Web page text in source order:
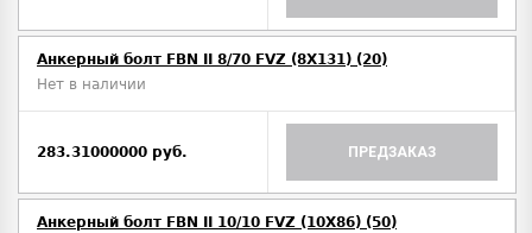
Анкерный болт FBN II 8/70 FVZ (8X131) (20)
Нет в наличии
283.31000000 руб. ПРЕДЗАКАЗ
Анкерный болт FBN II 10/10 FVZ (10X86) (50)